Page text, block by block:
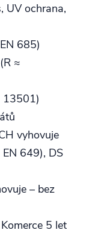
UV ochrana,
685)
≈
13501)
vyhovuje
649), DS
– bez
5 let